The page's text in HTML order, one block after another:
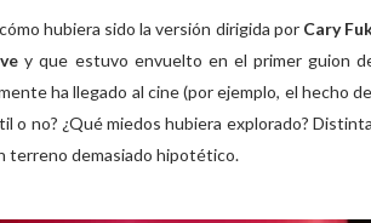
hubiera sido la versión dirigida por Cary
y que estuvo envuelto en el primer guion
ha llegado al cine (por ejemplo, el hecho
o no? ¿Qué miedos hubiera explorado?
terreno demasiado hipotético.